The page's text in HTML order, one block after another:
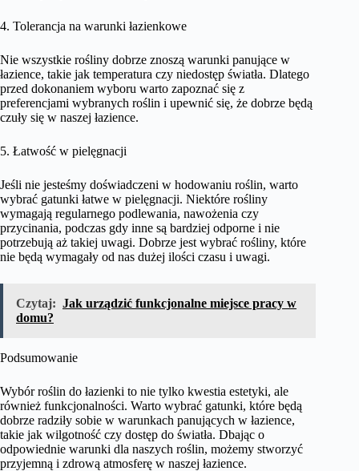
4. Tolerancja na warunki łazienkowe
Nie wszystkie rośliny dobrze znoszą warunki panujące w
łazience, takie jak temperatura czy niedostęp światła. Dlatego
przed dokonaniem wyboru warto zapoznać się z
preferencjami wybranych roślin i upewnić się, że dobrze będą
czuły się w naszej łazience.
5. Łatwość w pielęgnacji
Jeśli nie jesteśmy doświadczeni w hodowaniu roślin, warto
wybrać gatunki łatwe w pielęgnacji. Niektóre rośliny
wymagają regularnego podlewania, nawożenia czy
przycinania, podczas gdy inne są bardziej odporne i nie
potrzebują aż takiej uwagi. Dobrze jest wybrać rośliny, które
nie będą wymagały od nas dużej ilości czasu i uwagi.
Czytaj: Jak urządzić funkcjonalne miejsce pracy w
domu?
Podsumowanie
Wybór roślin do łazienki to nie tylko kwestia estetyki, ale
również funkcjonalności. Warto wybrać gatunki, które będą
dobrze radziły sobie w warunkach panujących w łazience,
takie jak wilgotność czy dostęp do światła. Dbając o
odpowiednie warunki dla naszych roślin, możemy stworzyć
przyjemną i zdrową atmosferę w naszej łazience.